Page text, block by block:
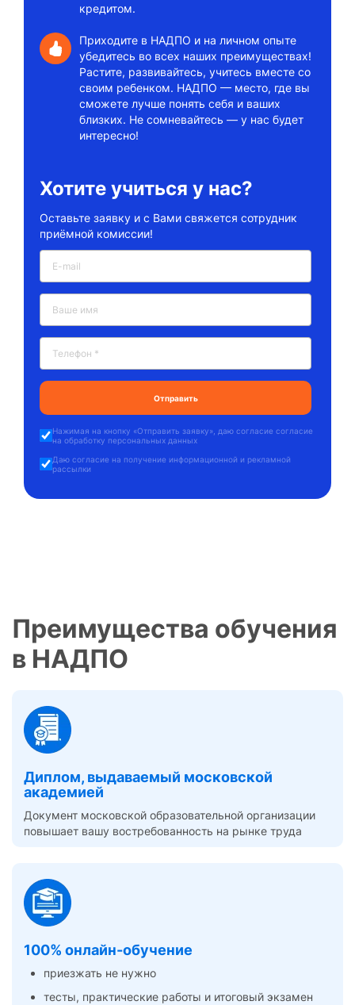
кредитом.
Приходите в НАДПО и на личном опыте
убедитесь во всех наших преимуществах!
Растите, развивайтесь, учитесь вместе со
своим ребенком. НАДПО — место, где вы
сможете лучше понять себя и ваших
близких. Не сомневайтесь — у нас будет
интересно!
Хотите учиться у нас?
Оставьте заявку и с Вами свяжется сотрудник
приёмной комиссии!
Нажимая на кнопку «Отправить заявку», даю согласие согласие
на обработку персональных данных
Даю согласие на получение информационной и рекламной
рассылки
Преимущества обучения
в НАДПО
Диплом, выдаваемый московской
академией
Документ московской образовательной организации
повышает вашу востребованность на рынке труда
100% онлайн-обучение
приезжать не нужно
тесты, практические работы и итоговый экзамен